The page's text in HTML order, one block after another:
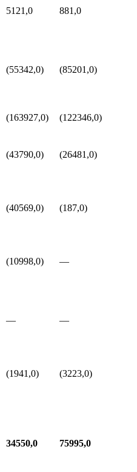
5121,0 881,0
(55342,0) (85201,0)
(163927,0)
(122346,0)
(43790,0) (26481,0)
(40569,0) (187,0)
(10998,0) —
— —
(1941,0) (3223,0)
34550,0 75995,0